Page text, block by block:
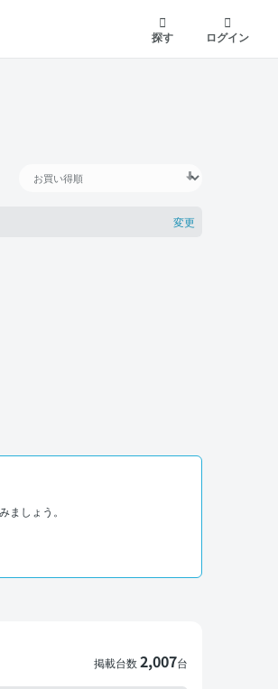
探す
ログイン
変更
ましょう。
掲載台数2,007台